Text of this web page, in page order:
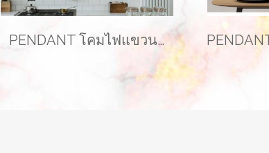
PENDANT โคมไฟแขวนเพดาน รุ่น LOVELY EVE-00343 ( 1 เซ็ท ได้ 3 โคม )